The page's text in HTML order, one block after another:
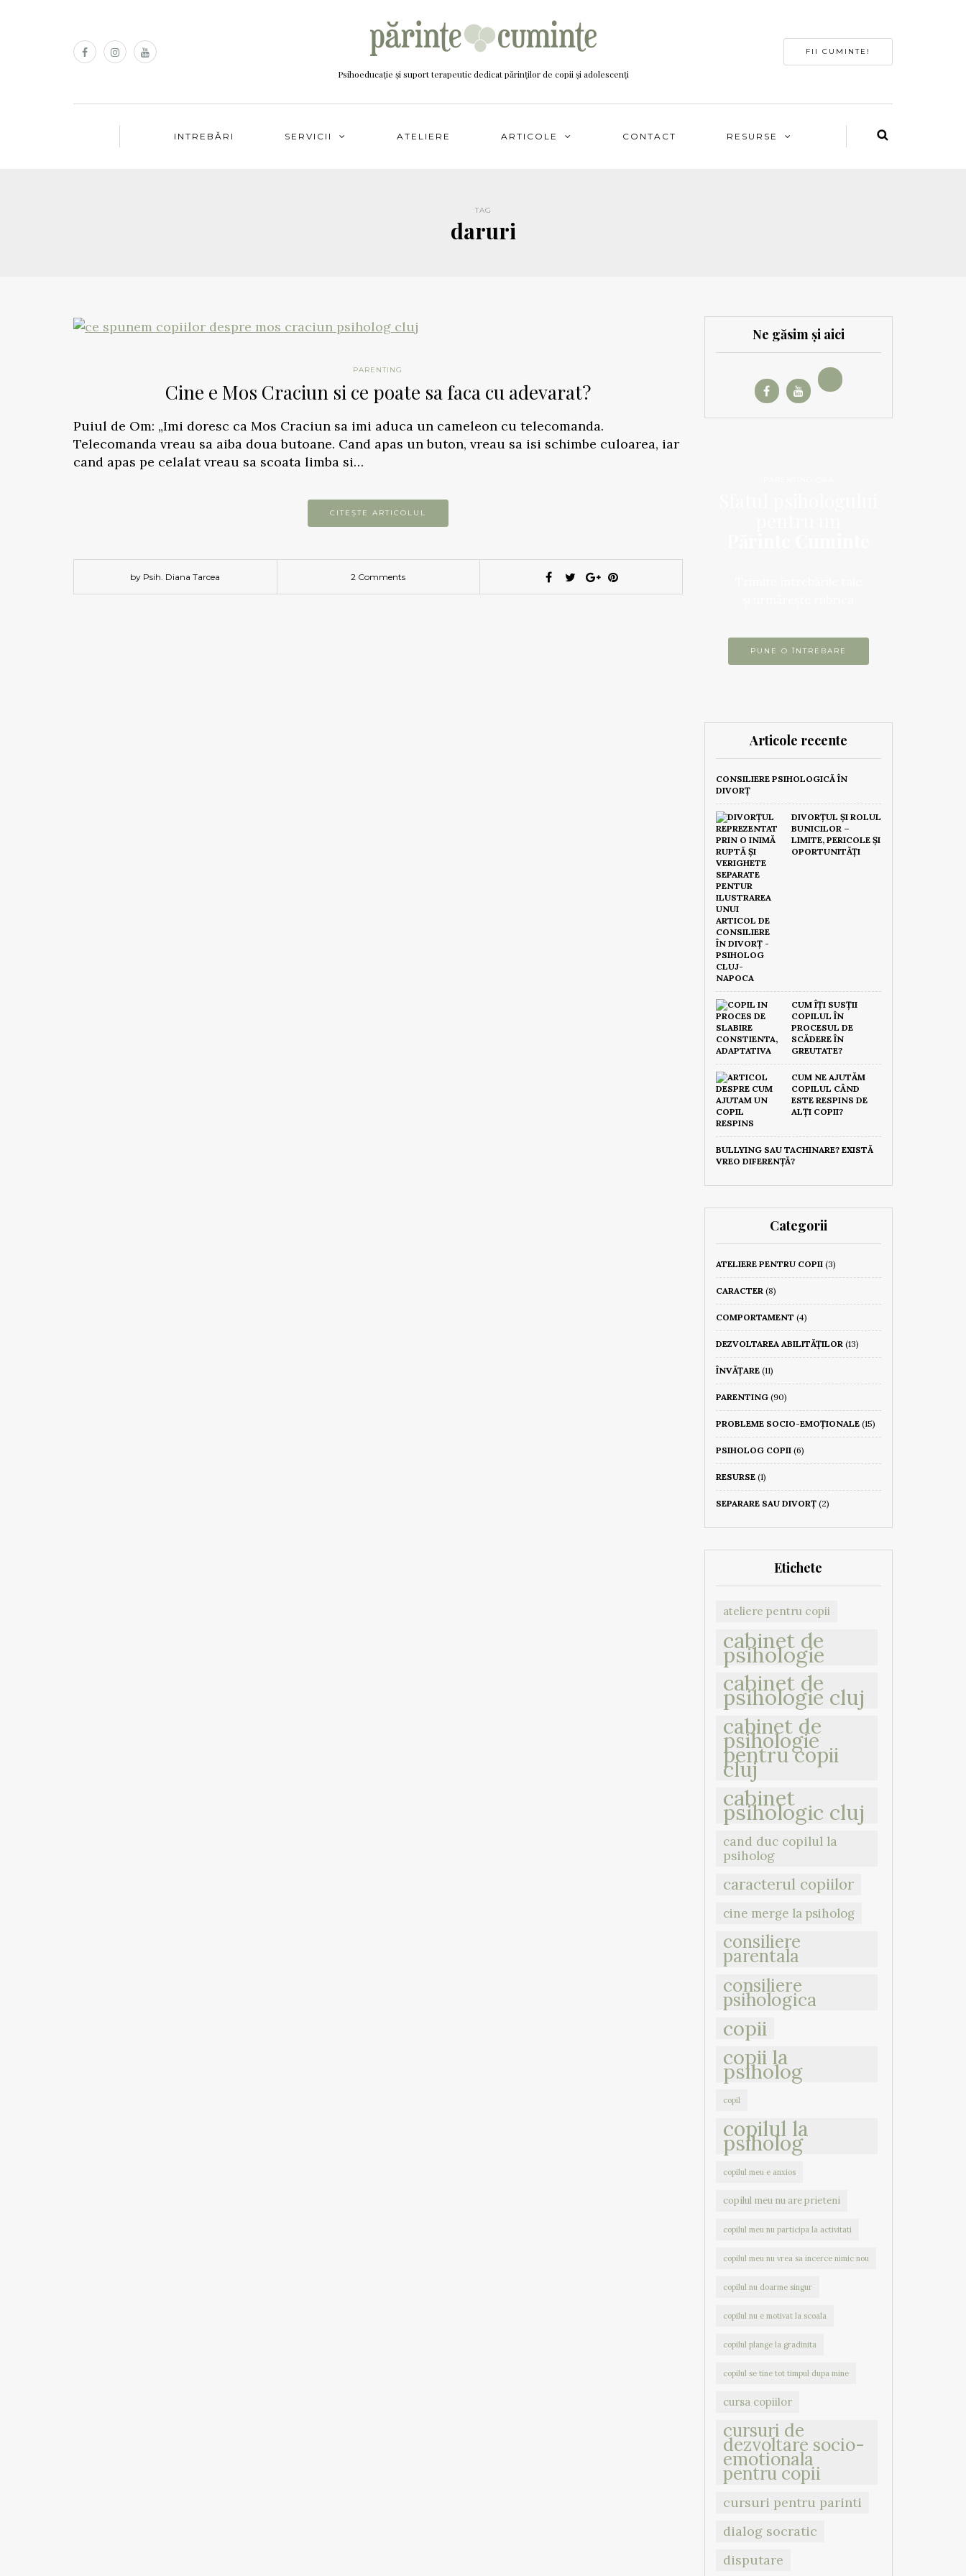
Psihoeducație și suport terapeutic dedicat părinților de copii și adolescenți
FII CUMINTE!
INTREBĂRI SERVICII ATELIERE ARTICOLE CONTACT RESURSE
TAG
daruri
PARENTING
Cine e Mos Craciun si ce poate sa faca cu adevarat?
Puiul de Om: „Imi doresc ca Mos Craciun sa imi aduca un cameleon cu telecomanda.
Telecomanda vreau sa aiba doua butoane. Cand apas un buton, vreau sa isi schimbe culoarea, iar
cand apas pe celalat vreau sa scoata limba si…
CITEȘTE ARTICOLUL
by Psih. Diana Tarcea 2 Comments
Ne găsim și aici
PUNE O ÎNTREBARE
Articole recente
CONSILIERE PSIHOLOGICĂ ÎN
DIVORȚ
DIVORȚUL ȘI ROLUL
BUNICILOR –
LIMITE, PERICOLE ȘI
OPORTUNITĂȚI
CUM ÎȚI SUSȚII
COPILUL ÎN
PROCESUL DE
SCĂDERE ÎN
GREUTATE?
CUM NE AJUTĂM
COPILUL CÂND
ESTE RESPINS DE
ALȚI COPII?
BULLYING SAU TACHINARE? EXISTĂ
VREO DIFERENȚĂ?
Categorii
ATELIERE PENTRU COPII(3)
CARACTER(8)
COMPORTAMENT (4)
DEZVOLTAREA ABILITĂȚILOR(13)
ÎNVĂȚARE(11)
PARENTING(90)
PROBLEME SOCIO-EMOȚIONALE(15)
PSIHOLOG COPII(6)
RESURSE(1)
SEPARARE SAU DIVORȚ(2)
Etichete
ateliere pentru copii
cabinet de
psihologie
cabinet de
psihologie cluj
cabinet de
psihologie
pentru copii
cluj
cabinet
psihologic cluj
cand duc copilul la
psiholog
caracterul copiilor
cine merge la psiholog
consiliere
parentala
consiliere
psihologica
copii
copii la
psiholog
copil
copilul la
psiholog
copilul meu e anxios
copilul meu nu are prieteni
copilul meu nu participa la activitati
copilul meu nu vrea sa incerce nimic nou
copilul nu doarme singur
copilul nu e motivat la scoala
copilul plange la gradinita
copilul se tine tot timpul dupa mine
cursa copiilor
cursuri de
dezvoltare socio-
emotionala
pentru copii
cursuri pentru parinti
dialog socratic
disputare